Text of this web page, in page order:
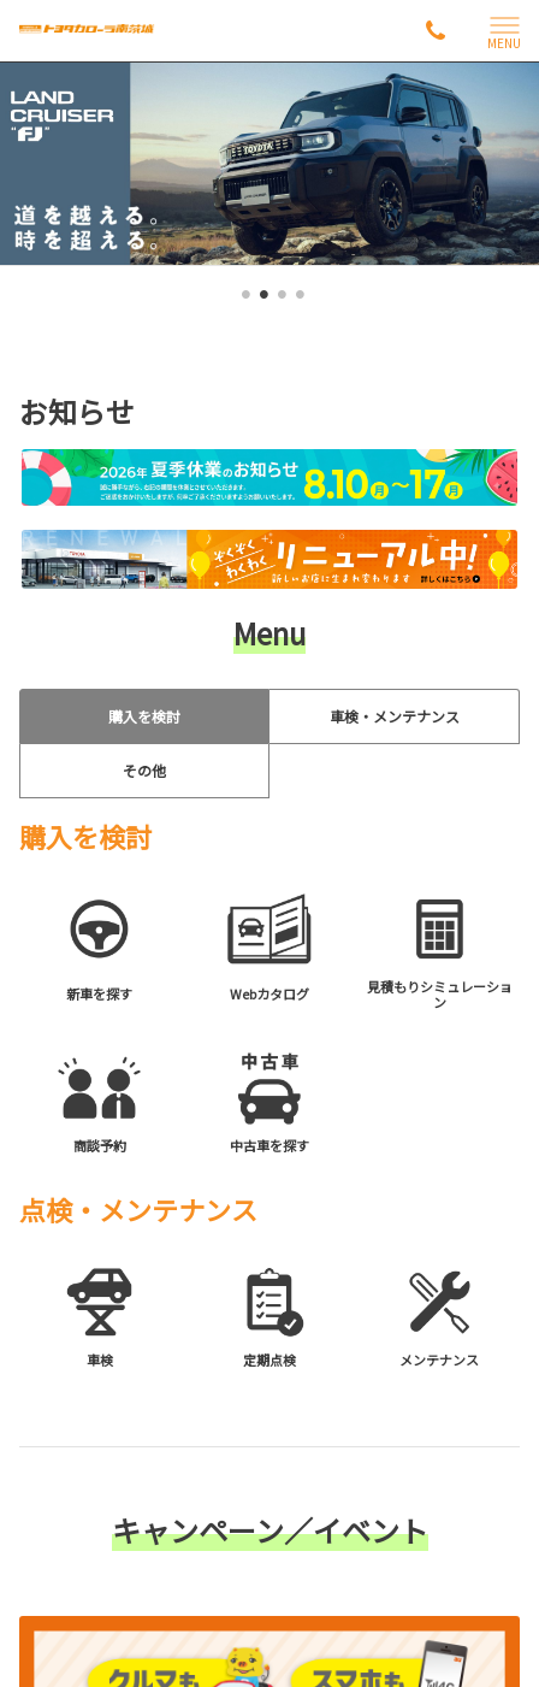
MENU
お知らせ
Menu
購入を検討 車検・メンテナンス
その他
購入を検討
新車を探す Webカタログ
見積もりシミュレーショ
ン
商談予約 中古車を探す
点検・メンテナンス
車検 定期点検 メンテナンス
キャンペーン／イベント